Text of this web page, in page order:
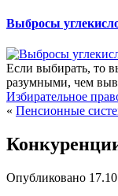
Выбросы
Если выбирать, то
разумными, чем
Избирательное
« Пенсионные
Опубликовано